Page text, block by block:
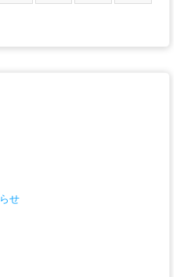
せ